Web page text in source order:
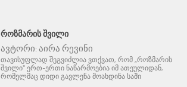
ᲠᲝᲖᲛᲐᲠᲘᲡ ᲨᲕᲘᲚᲘ
ავტორი: აირა რევინი
თავისუფლად შეგვიძლია ვთქვათ, რომ „როზმარის
შვილი" ერთ-ერთი ნაწარმოებია იმ ათეულიდან,
რომელმაც დიდი გავლენა მოახდინა საში